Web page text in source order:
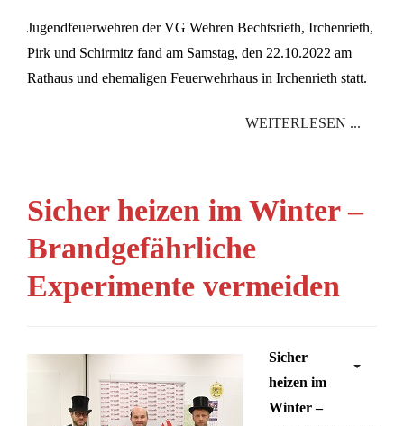
Jugendfeuerwehren der VG Wehren Bechtsrieth, Irchenrieth,
Pirk und Schirmitz fand am Samstag, den 22.10.2022 am
Rathaus und ehemaligen Feuerwehrhaus in Irchenrieth statt.
WEITERLESEN ...
Sicher heizen im Winter –
Brandgefährliche
Experimente vermeiden
Sicher
heizen im
Winter –